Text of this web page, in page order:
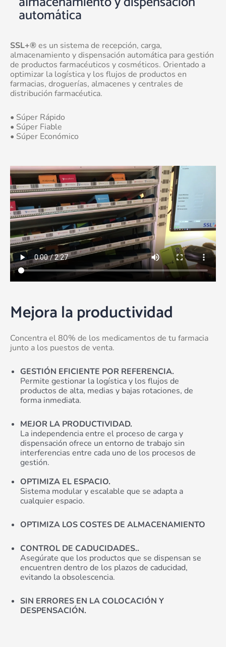
automática
SSL+®es un sistema de recepción, carga,
almacenamiento y dispensación automática para gestión
de productos farmacéuticos y cosméticos. Orientado a
optimizar la logística y los flujos de productos en
farmacias, droguerías, almacenes y centrales de
distribución farmacéutica.
• Súper Rápido
• Súper Fiable
• Súper Económico
Mejora la productividad
Concentra el 80% de los medicamentos de tu farmacia
junto a los puestos de venta.
GESTIÓN EFICIENTE POR REFERENCIA.
Permite gestionar la logística y los flujos de
productos de alta, medias y bajas rotaciones, de
forma inmediata.
MEJOR LA PRODUCTIVIDAD.
La independencia entre el proceso de carga y
dispensación ofrece un entorno de trabajo sin
interferencias entre cada uno de los procesos de
gestión.
OPTIMIZA EL ESPACIO.
Sistema modular y escalable que se adapta a
cualquier espacio.
OPTIMIZA LOS COSTES DE ALMACENAMIENTO
CONTROL DE CADUCIDADES..
Asegúrate que los productos que se dispensan se
encuentren dentro de los plazos de caducidad,
evitando la obsolescencia.
SIN ERRORES EN LA COLOCACIÓN Y
DESPENSACIÓN.